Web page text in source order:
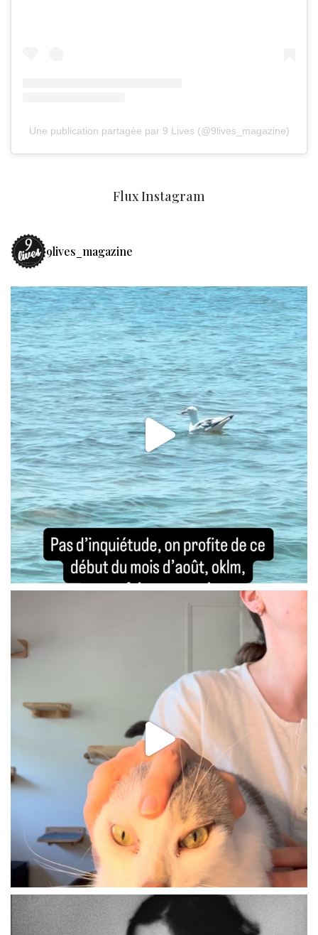
Une publication partagée par 9 Lives (@9lives_magazine)
Flux Instagram
9lives_magazine